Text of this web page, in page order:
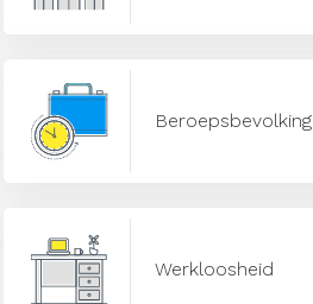
Beroepsbevolking
Werkloosheid